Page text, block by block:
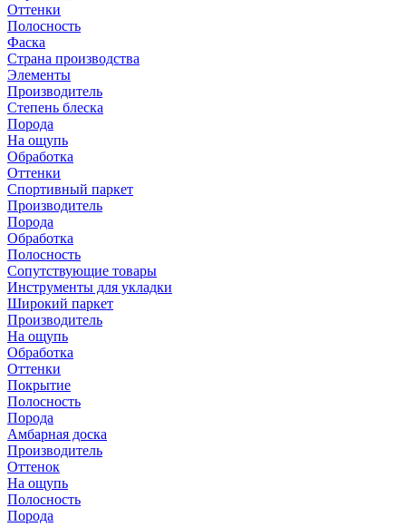
Оттенки
Полосность
Фаска
Страна производства
Элементы
Производитель
Степень блеска
Порода
На ощупь
Обработка
Оттенки
Спортивный паркет
Производитель
Порода
Обработка
Полосность
Сопутствующие товары
Инструменты для укладки
Широкий паркет
Производитель
На ощупь
Обработка
Оттенки
Покрытие
Полосность
Порода
Амбарная доска
Производитель
Оттенок
На ощупь
Полосность
Порода